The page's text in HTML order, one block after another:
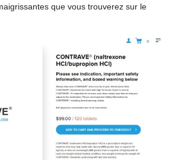
que vous trouverez sur le